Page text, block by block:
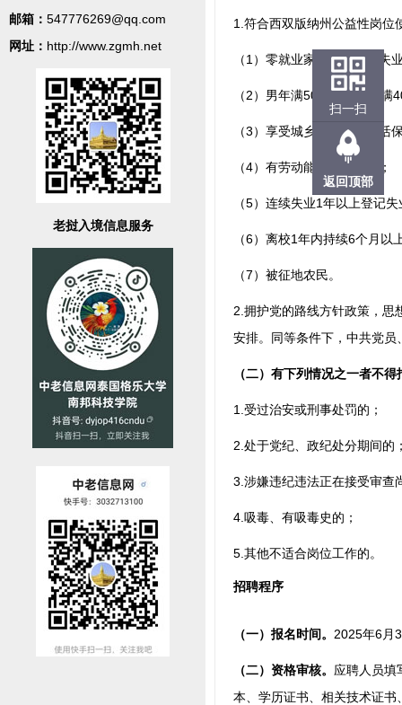
邮箱： 547776269@qq.com
网址： http://www.zgmh.net
老挝入境信息服务
1.符合西双版纳州公益性岗位
（1）零就业家庭中的登记失
（2）男年满50周岁和女年
（3）享受城乡居民最低生活
（4）有劳动能力的残疾人；
（5）连续失业1年以上登记
（6）离校1年内持续6个月以
（7）被征地农民。
2.拥护党的路线方针政策，思
安排。同等条件下，中共党
（二）有下列情况之一者不得
1.受过治安或刑事处罚的；
2.处于党纪、政纪处分期间的
3.涉嫌违纪违法正在接受审查
4.吸毒、有吸毒史的；
5.其他不适合岗位工作的。
招聘程序
（一）报名时间。 2025年6月
（二）资格审核。 应聘人员填
本、学历证书、相关技术证
扫一扫
返回顶部